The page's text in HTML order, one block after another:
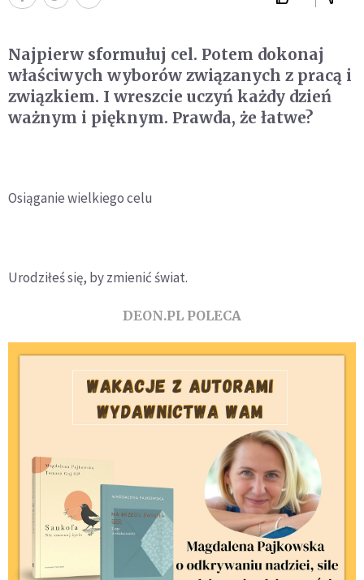
Najpierw sformułuj cel. Potem dokonaj
właściwych wyborów związanych z pracą i
związkiem. I wreszcie uczyń każdy dzień
ważnym i pięknym. Prawda, że łatwe?
Osiąganie wielkiego celu
Urodziłeś się, by zmienić świat.
DEON.PL POLECA